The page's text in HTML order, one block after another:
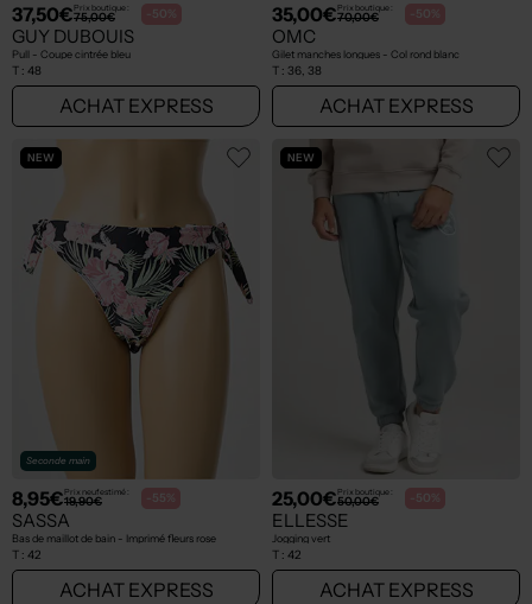
37,50€Prix boutique :
75,00€ -50%
GUY DUBOUIS
Pull - Coupe cintrée bleu
T : 48
ACHAT EXPRESS
35,00€Prix boutique :
70,00€ -50%
OMC
Gilet manches longues - Col rond blanc
T : 36, 38
ACHAT EXPRESS
NEW
Seconde main
8,95€Prix neuf estimé :
19,90€ -55%
SASSA
Bas de maillot de bain - Imprimé fleurs rose
T : 42
ACHAT EXPRESS
NEW
25,00€Prix boutique :
50,00€ -50%
ELLESSE
Jogging vert
T : 42
ACHAT EXPRESS